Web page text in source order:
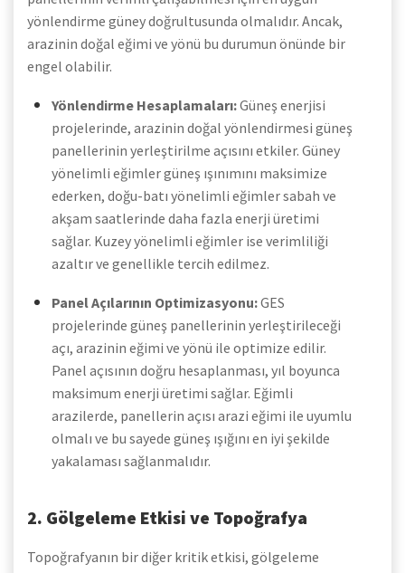
yönlendirme güney doğrultusunda olmalıdır. Ancak,
arazinin doğal eğimi ve yönü bu durumun önünde bir
engel olabilir.
Yönlendirme Hesaplamaları:Güneş enerjisi
projelerinde, arazinin doğal yönlendirmesi güneş
panellerinin yerleştirilme açısını etkiler. Güney
yönelimli eğimler güneş ışınımını maksimize
ederken, doğu-batı yönelimli eğimler sabah ve
akşam saatlerinde daha fazla enerji üretimi
sağlar. Kuzey yönelimli eğimler ise verimliliği
azaltır ve genellikle tercih edilmez.
Panel Açılarının Optimizasyonu:GES
projelerinde güneş panellerinin yerleştirileceği
açı, arazinin eğimi ve yönü ile optimize edilir.
Panel açısının doğru hesaplanması, yıl boyunca
maksimum enerji üretimi sağlar. Eğimli
arazilerde, panellerin açısı arazi eğimi ile uyumlu
olmalı ve bu sayede güneş ışığını en iyi şekilde
yakalaması sağlanmalıdır.
2. Gölgeleme Etkisi ve Topoğrafya
Topoğrafyanın bir diğer kritik etkisi, gölgeleme